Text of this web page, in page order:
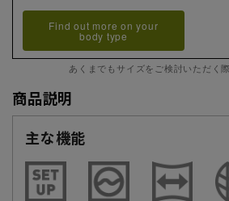
Find out more on your
body type
あくまでもサイズをご検討いただく
商品説明
主な機能